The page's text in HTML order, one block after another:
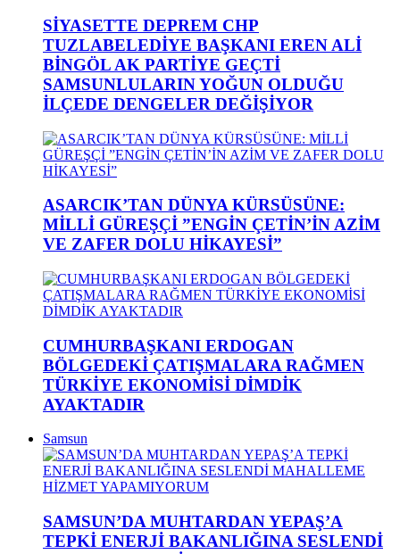
SİYASETTE DEPREM CHP
TUZLABELEDİYE BAŞKANI EREN ALİ
BİNGÖL AK PARTİYE GEÇTİ
SAMSUNLULARIN YOĞUN OLDUĞU
İLÇEDE DENGELER DEĞİŞİYOR
ASARCIK’TAN DÜNYA KÜRSÜSÜNE:
MİLLİ GÜREŞÇİ ”ENGİN ÇETİN’İN AZİM
VE ZAFER DOLU HİKAYESİ”
CUMHURBAŞKANI ERDOGAN
BÖLGEDEKİ ÇATIŞMALARA RAĞMEN
TÜRKİYE EKONOMİSİ DİMDİK
AYAKTADIR
Samsun
SAMSUN’DA MUHTARDAN YEPAŞ’A
TEPKİ ENERJİ BAKANLIĞINA SESLENDİ